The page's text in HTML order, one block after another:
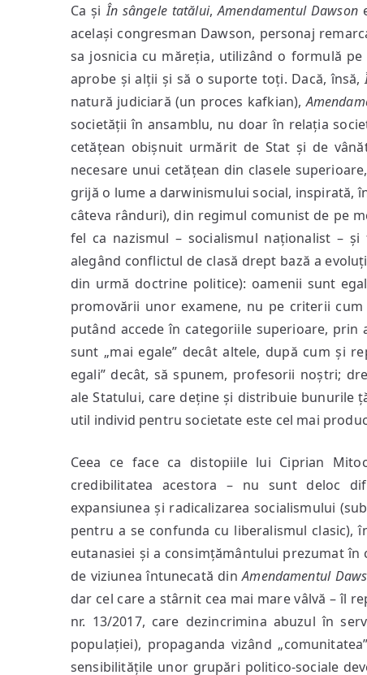
Ca șiÎn sângele tatălui,Amendamentul Dawson
același congresman Dawson, personaj
sa josnicia cu măreția, utilizând o formulă
aprobe și alții și să o suporte toți. Dacă, însă,
natură judiciară (un proces kafkian),
societății în ansamblu, nu doar în relația
cetățean obișnuit urmărit de Stat și de
necesare unui cetățean din clasele
grijă o lume a darwinismului social, inspirată,
câteva rânduri), din regimul comunist de pe
fel ca nazismul – socialismul naționalist –
alegând conflictul de clasă drept bază a
din urmă doctrine politice): oamenii sunt
promovării unor examene, nu pe criterii
putând accede în categoriile superioare, prin
sunt „mai egale” decât altele, după cum și
egali” decât, să spunem, profesorii noștri;
ale Statului, care deține și distribuie bunurile
util individ pentru societate este cel mai
Ceea ce face ca distopiile lui Ciprian
credibilitatea acestora – nu sunt deloc
expansiunea și radicalizarea socialismului
pentru a se confunda cu liberalismul clasic),
eutanasiei și a consimțământului prezumat
de viziunea întunecată dinAmendamentul
dar cel care a stârnit cea mai mare vâlvă – îl
nr. 13/2017, care dezincrimina abuzul în
populației), propaganda vizând
sensibilitățile unor grupări politico-sociale